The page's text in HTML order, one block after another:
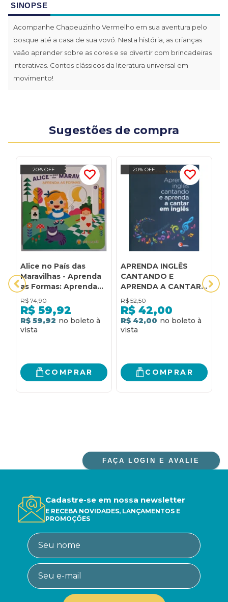
SINOPSE
Acompanhe Chapeuzinho Vermelho em sua aventura pelo
bosque até a casa de sua vovó. Nesta história, as crianças
vaão aprender sobre as cores e se divertir com brincadeiras
interativas. Contos clássicos da literatura universal em
movimento!
Sugestões de compra
20% OFF
Alice no País das
Maravilhas - Aprenda
as Formas: Aprenda
as Formas
R$ 74,90
R$ 59,92
R$ 59,92
COMPRAR
20% OFF
APRENDA INGLÊS
CANTANDO E
APRENDA A CANTAR
EM INGLÊS
R$ 52,50
R$ 42,00
R$ 42,00
COMPRAR
FAÇA LOGIN E AVALIE
Cadastre-se em nossa newsletter
E RECEBA NOVIDADES, LANÇAMENTOS E
PROMOÇÕES